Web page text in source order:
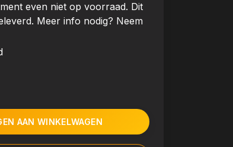
even niet op voorraad. Dit
Meer info nodig? Neem
AAN WINKELWAGEN